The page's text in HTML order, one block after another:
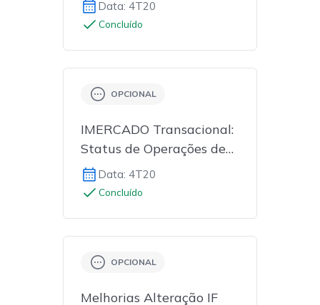
Data: 4T20
Concluído
OPCIONAL
IMERCADO Transacional:
Status de Operações de
BalcãoData: 4T20
Concluído
OPCIONAL
Melhorias Alteração IF